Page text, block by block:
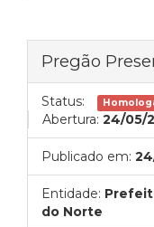
Pregão
Status:
Abertura: 24/05/
Publicado em:
Entidade:
do Norte